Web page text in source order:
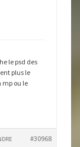
le psd des
plus le
mp ou le
#30968